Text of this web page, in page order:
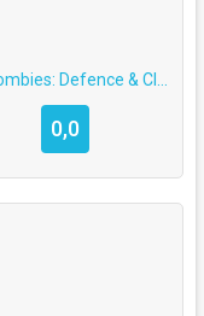
0,0